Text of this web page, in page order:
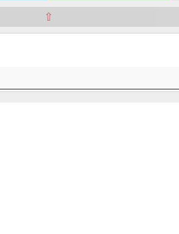
⇧